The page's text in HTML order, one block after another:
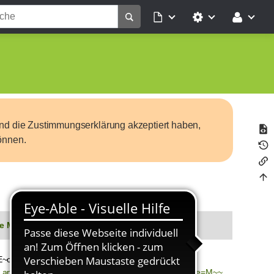
die Zustimmungserklärung akzeptiert haben,
Mobil für iOS